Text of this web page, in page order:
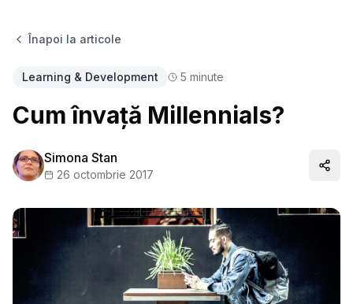
Înapoi la articole
Learning & Development 5 minute
Cum învață Millennials?
Simona Stan
26 octombrie 2017